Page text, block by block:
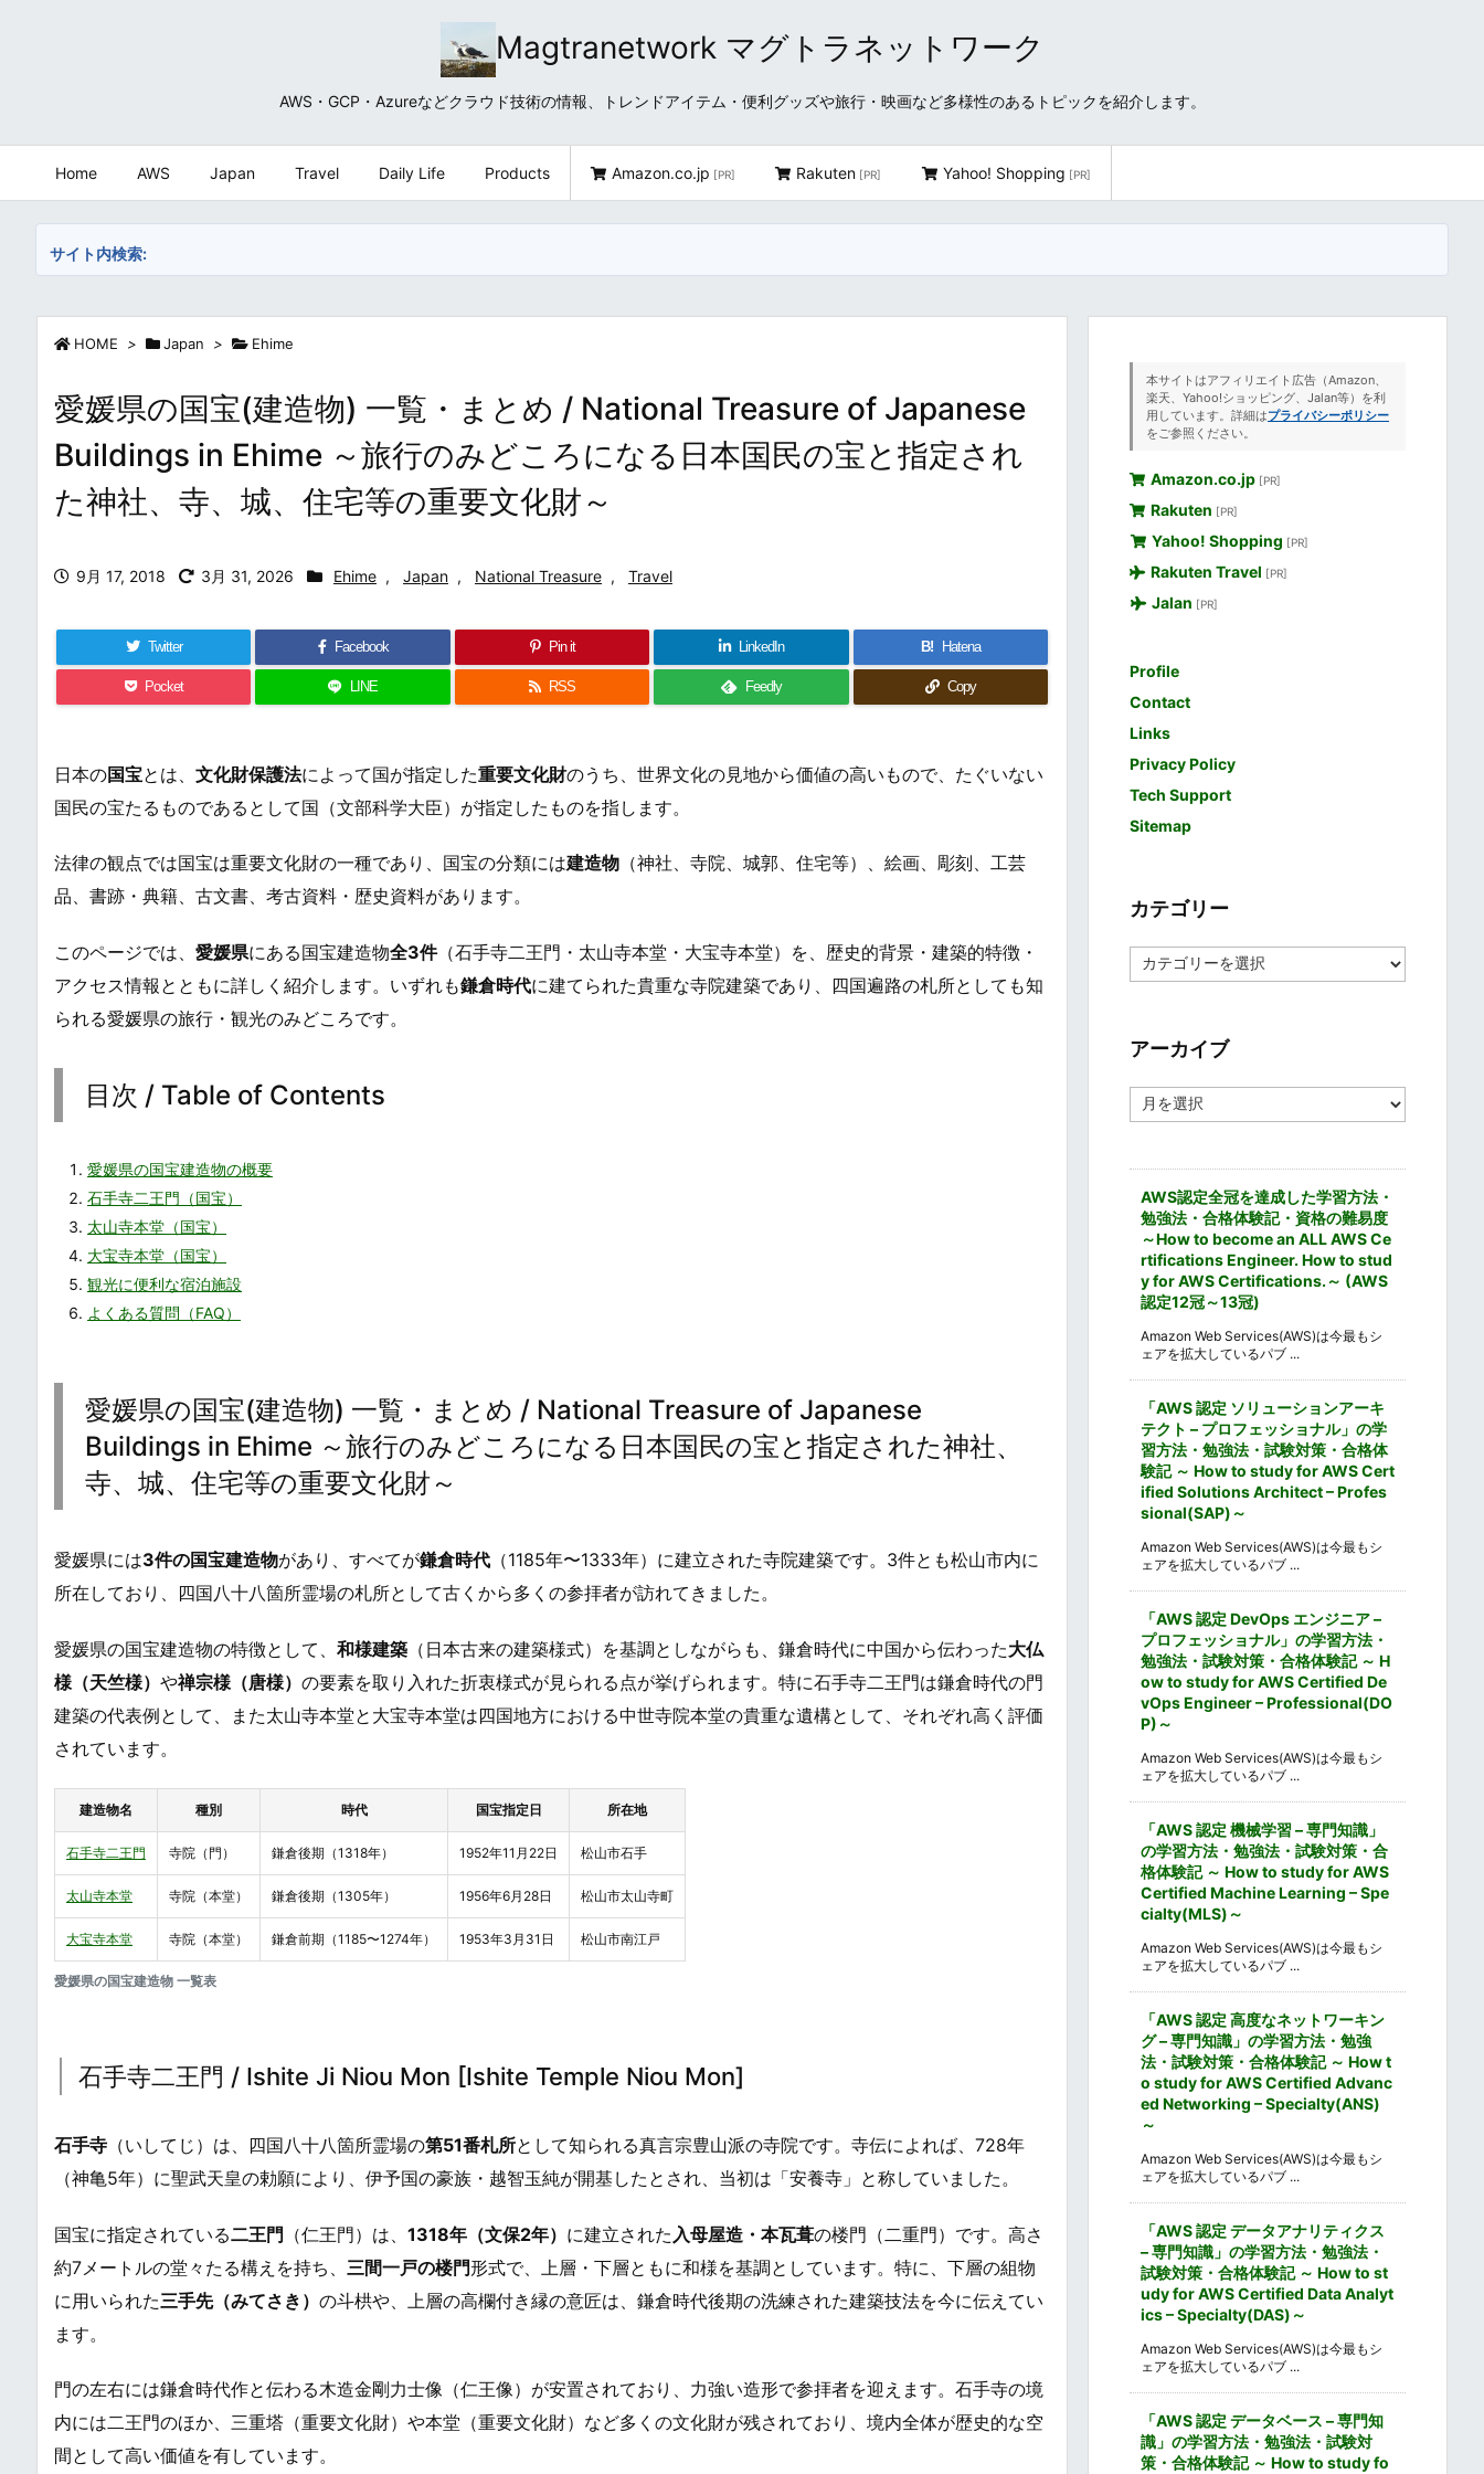
Magtranetwork マグトラネットワーク
AWS・GCP・Azureなどクラウド技術の情報、トレンドアイテム・便利グッズや旅行・映画など多様性のあるトピックを紹介します。
Home AWS Japan Travel Daily Life Products Amazon.co.jp [PR] Rakuten [PR] Yahoo! Shopping [PR]
サイト内検索:
HOME > Japan > Ehime
愛媛県の国宝(建造物) 一覧・まとめ / National Treasure of Japanese
Buildings in Ehime ～旅行のみどころになる日本国民の宝と指定され
た神社、寺、城、住宅等の重要文化財～
9月 17, 2018 3月 31, 2026 Ehime , Japan , National Treasure , Travel
Twitter Facebook Pin it LinkedIn B! Hatena
Pocket LINE RSS Feedly Copy
日本の国宝とは、 文化財保護法によって国が指定した重要文化財のうち、世界文化の見地から価値の高いもので、たぐいない
国民の宝たるものであるとして国（文部科学大臣）が指定したものを指します。
法律の観点では国宝は重要文化財の一種であり、国宝の分類には建造物 （神社、寺院、城郭、住宅等）、絵画、彫刻、工芸
品、書跡・典籍、古文書、考古資料・歴史資料があります。
このページでは、 愛媛県にある国宝建造物全3件（石手寺二王門・太山寺本堂・大宝寺本堂）を、歴史的背景・建築的特徴・
アクセス情報とともに詳しく紹介します。いずれも鎌倉時代に建てられた貴重な寺院建築であり、四国遍路の札所としても知
られる愛媛県の旅行・観光のみどころです。
目次 / Table of Contents
愛媛県の国宝建造物の概要
石手寺二王門（国宝）
太山寺本堂（国宝）
大宝寺本堂（国宝）
観光に便利な宿泊施設
よくある質問（FAQ）
愛媛県の国宝(建造物) 一覧・まとめ / National Treasure of Japanese
Buildings in Ehime ～旅行のみどころになる日本国民の宝と指定された神社、
寺、城、住宅等の重要文化財～
愛媛県には3件の国宝建造物があり、すべてが鎌倉時代 （1185年〜1333年）に建立された寺院建築です。3件とも松山市内に
所在しており、四国八十八箇所霊場の札所として古くから多くの参拝者が訪れてきました。
愛媛県の国宝建造物の特徴として、 和様建築 （日本古来の建築様式）を基調としながらも、鎌倉時代に中国から伝わった大仏
様（天竺様） や禅宗様（唐様） の要素を取り入れた折衷様式が見られる点が挙げられます。特に石手寺二王門は鎌倉時代の門
建築の代表例として、また太山寺本堂と大宝寺本堂は四国地方における中世寺院本堂の貴重な遺構として、それぞれ高く評価
されています。
愛媛県の国宝建造物 一覧表
建造物名 種別 時代 国宝指定日 所在地
石手寺二王門 寺院（門） 鎌倉後期（1318年） 1952年11月22日 松山市石手
太山寺本堂 寺院（本堂） 鎌倉後期（1305年） 1956年6月28日 松山市太山寺町
大宝寺本堂 寺院（本堂） 鎌倉前期（1185〜1274年） 1953年3月31日 松山市南江戸
石手寺二王門 / Ishite Ji Niou Mon [Ishite Temple Niou Mon]
石手寺 （いしてじ）は、四国八十八箇所霊場の第51番札所として知られる真言宗豊山派の寺院です。寺伝によれば、728年
（神亀5年）に聖武天皇の勅願により、伊予国の豪族・越智玉純が開基したとされ、当初は「安養寺」と称していました。
国宝に指定されている二王門 （仁王門）は、 1318年（文保2年） に建立された 入母屋造・本瓦葺の楼門（二重門）です。高さ
約7メートルの堂々たる構えを持ち、 三間一戸の楼門形式で、上層・下層ともに和様を基調としています。特に、下層の組物
に用いられた三手先（みてさき） の斗栱や、上層の高欄付き縁の意匠は、鎌倉時代後期の洗練された建築技法を今に伝えてい
ます。
門の左右には鎌倉時代作と伝わる木造金剛力士像（仁王像）が安置されており、力強い造形で参拝者を迎えます。石手寺の境
内には二王門のほか、三重塔（重要文化財）や本堂（重要文化財）など多くの文化財が残されており、境内全体が歴史的な空
間として高い価値を有しています。
本サイトはアフィリエイト広告（Amazon、
楽天、Yahoo!ショッピング、Jalan等）を利
用しています。詳細はプライバシーポリシー
をご参照ください。
Amazon.co.jp [PR]
Rakuten [PR]
Yahoo! Shopping [PR]
Rakuten Travel [PR]
Jalan [PR]
Profile
Contact
Links
Privacy Policy
Tech Support
Sitemap
カテゴリー
テ
ー
アーカイブ
ー
AWS認定全冠を達成した学習方法・
勉強法・合格体験記・資格の難易度
～How to become an ALL AWS Ce
rtifications Engineer. How to stud
y for AWS Certifications.～ (AWS
認定12冠～13冠)
Amazon Web Services(AWS)は今最もシ
ェアを拡大しているパブ ...
「AWS 認定 ソリューションアーキ
テクト – プロフェッショナル」の学
習方法・勉強法・試験対策・合格体
験記 ～ How to study for AWS Cert
ified Solutions Architect – Profes
sional(SAP)～
Amazon Web Services(AWS)は今最もシ
ェアを拡大しているパブ ...
「AWS 認定 DevOps エンジニア –
プロフェッショナル」の学習方法・
勉強法・試験対策・合格体験記 ～ H
ow to study for AWS Certified De
vOps Engineer – Professional(DO
P)～
Amazon Web Services(AWS)は今最もシ
ェアを拡大しているパブ ...
「AWS 認定 機械学習 – 専門知識」
の学習方法・勉強法・試験対策・合
格体験記 ～ How to study for AWS
Certified Machine Learning – Spe
cialty(MLS)～
Amazon Web Services(AWS)は今最もシ
ェアを拡大しているパブ ...
「AWS 認定 高度なネットワーキン
グ – 専門知識」の学習方法・勉強
法・試験対策・合格体験記 ～ How t
o study for AWS Certified Advanc
ed Networking – Specialty(ANS)
～
Amazon Web Services(AWS)は今最もシ
ェアを拡大しているパブ ...
「AWS 認定 データアナリティクス
– 専門知識」の学習方法・勉強法・
試験対策・合格体験記 ～ How to st
udy for AWS Certified Data Analyt
ics – Specialty(DAS)～
Amazon Web Services(AWS)は今最もシ
ェアを拡大しているパブ ...
「AWS 認定 データベース – 専門知
識」の学習方法・勉強法・試験対
策・合格体験記 ～ How to study fo